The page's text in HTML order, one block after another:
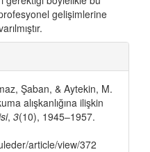
gelişimlerine
Şaban, & Aytekin, M.
alışkanlığına ilişkin
, 3(10), 1945–1957.
article/view/372